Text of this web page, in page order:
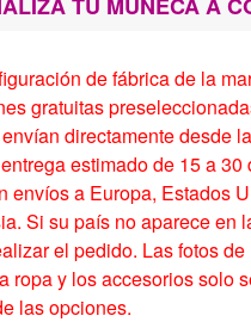
de fábrica de la
gratuitas
directamente desde
estimado de 15 a 30
envíos a Europa, Estados
Si su país no aparece en
el pedido. Las fotos
ropa y los accesorios solo
las opciones.